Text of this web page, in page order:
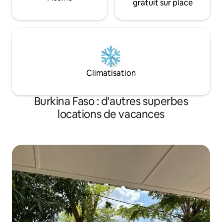
gratuit sur place
Climatisation
Burkina Faso : d'autres superbes
locations de vacances